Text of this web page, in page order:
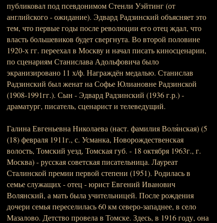
публиковал под псевдонимом Стенли Уэйтинг (от
английского - ожидание). Эдвард Радзинский объясняет это
тем, что первые годы после революции его отец ждал, что
власть большевиков будет свергнута. Во второй половине
1920-х гг. переехал в Москву и начал писать киносценарии,
по сценариям Станислава Адольфовича было
экранизировано 11 х/ф. Награждён медалью. Станислав
Радзинский был женат на Софье Юлиановне Радзинской
(1908-1991гг.). Сын - Эдвард Радзинский (1936 г.р.) -
драматург, писатель, сценарист и телеведущий.
Галина Евгеньевна Николаева (наст. фамилия Воля́нская) (5
(18) февраля 1911г., с. Усманка, Новорождественская
волость, Томский уезд, Томская губ. - 18 октября 1963г., г.
Москва) - русская советская писательница. Лауреат
Сталинской премии первой степени (1951). Родилась в
семье служащих - отец - юрист Евгений Иванович
Волянский, а мать была учительницей. После рождения
дочери семья переселилась 60 км северо-западнее, в село
Мазалово. Детство провела в Томске. Здесь, в 1916 году, она